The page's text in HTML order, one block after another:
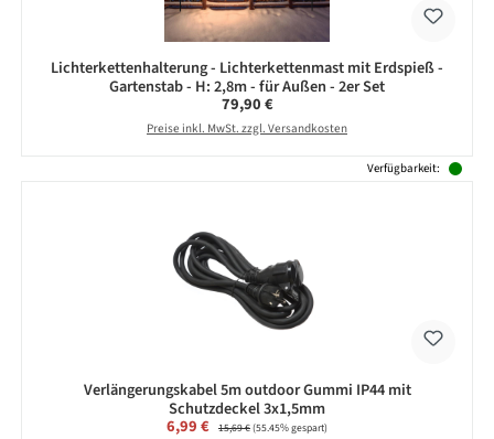
Lichterkettenhalterung - Lichterkettenmast mit Erdspieß -
Gartenstab - H: 2,8m - für Außen - 2er Set
Regulärer Preis:
79,90 €
Preise inkl. MwSt. zzgl. Versandkosten
Verfügbarkeit:
Verlängerungskabel 5m outdoor Gummi IP44 mit
Schutzdeckel 3x1,5mm
Verkaufspreis:
6,99 € Regulärer Preis:
15,69 €(55.45% gespart)